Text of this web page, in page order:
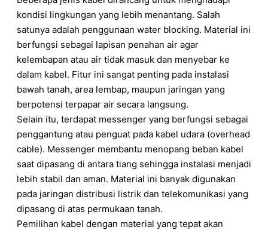
kondisi lingkungan yang lebih menantang. Salah
satunya adalah penggunaan water blocking. Material ini
berfungsi sebagai lapisan penahan air agar
kelembapan atau air tidak masuk dan menyebar ke
dalam kabel. Fitur ini sangat penting pada instalasi
bawah tanah, area lembap, maupun jaringan yang
berpotensi terpapar air secara langsung.
Selain itu, terdapat messenger yang berfungsi sebagai
penggantung atau penguat pada kabel udara (overhead
cable). Messenger membantu menopang beban kabel
saat dipasang di antara tiang sehingga instalasi menjadi
lebih stabil dan aman. Material ini banyak digunakan
pada jaringan distribusi listrik dan telekomunikasi yang
dipasang di atas permukaan tanah.
Pemilihan kabel dengan material yang tepat akan